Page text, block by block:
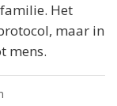
Het
maar in
mens.